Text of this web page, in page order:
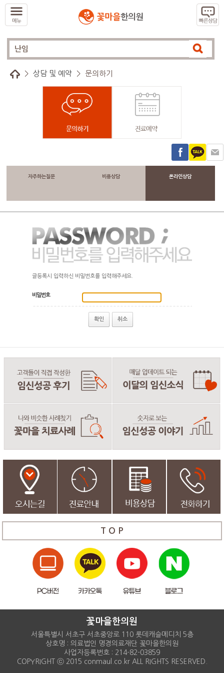
> 상담 및 예약 > 문의하기
자주하는질문 비용상담 온라인상담
글등록시 입력하신 비밀번호를 입력해주세요.
비밀번호
확인 취소
T O P
꽃마을한의원
서울특별시 서초구 서초중앙로 110 롯데캐슬메디치 5층
상호명 : 의료법인 명경의료재단 꽃마을한의원
사업자등록번호 : 214-82-03859
COPYRIGHT ⓒ 2015 conmaul.co.kr ALL RIGHTS RESERVED.